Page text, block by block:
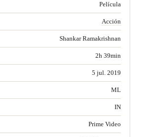
Película
Acción
Shankar Ramakrishnan
2h 39min
5 jul. 2019
ML
IN
Prime Video